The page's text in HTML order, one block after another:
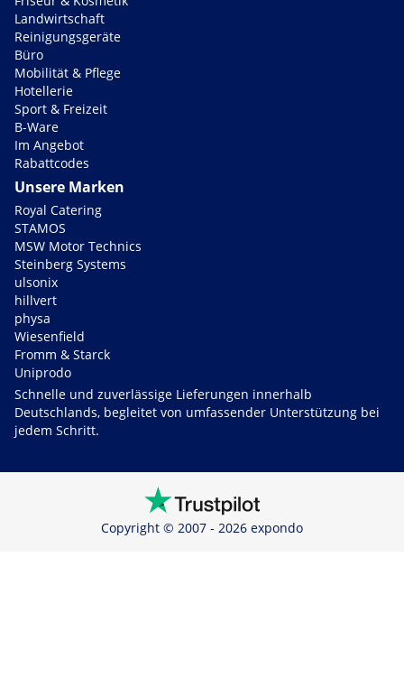
Landwirtschaft
Reinigungsgeräte
Büro
Mobilität & Pflege
Hotellerie
Sport & Freizeit
B-Ware
Im Angebot
Rabattcodes
Unsere Marken
Royal Catering
STAMOS
MSW Motor Technics
Steinberg Systems
ulsonix
hillvert
physa
Wiesenfield
Fromm & Starck
Uniprodo
Schnelle und zuverlässige Lieferungen innerhalb
Deutschlands, begleitet von umfassender Unterstützung bei
jedem Schritt.
Copyright © 2007 - 2026 expondo